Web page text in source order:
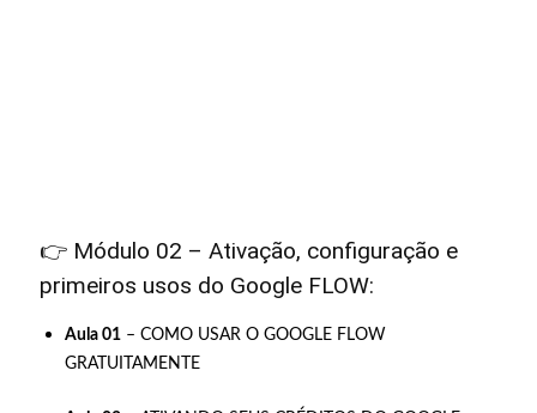
👉 Módulo 02 – Ativação, configuração e
primeiros usos do Google FLOW:
Aula 01 – COMO USAR O GOOGLE FLOW
GRATUITAMENTE